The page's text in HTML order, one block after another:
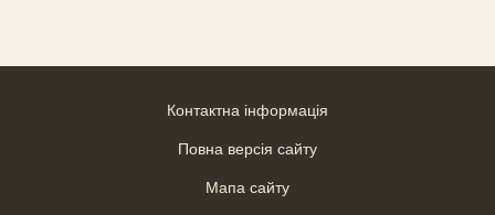
Контактна інформація
Повна версія сайту
Мапа сайту